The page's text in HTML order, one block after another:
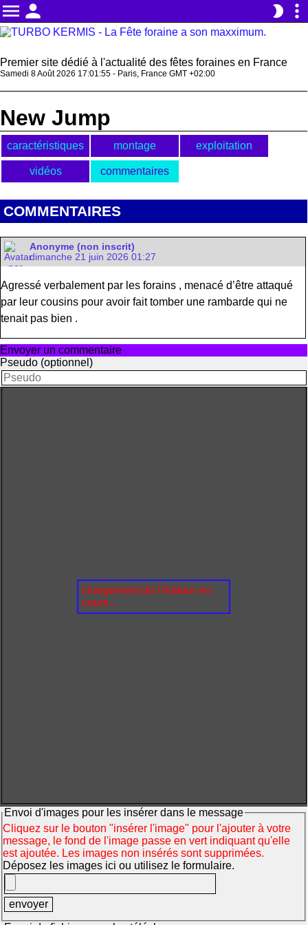
menu person brightness_2 more_vert
Premier site dédié à l'actualité des fêtes foraines en France
Samedi 8 Août 2026 17:01:55 - Paris, France GMT +02:00
New Jump
caractéristiques montage exploitation
vidéos commentaires
COMMENTAIRES
Anonyme (non inscrit)
dimanche 21 juin 2026 01:27
Agressé verbalement par les forains , menacé d’être attaqué
par leur cousins pour avoir fait tomber une rambarde qui ne
tenait pas bien .
Envoyer un commentaire
Pseudo (optionnel)
chargement de l'éditeur en
cours...
Envoi d'images pour les insérer dans le message
Cliquez sur le bouton "insérer l'image" pour l'ajouter à votre
message, le fond de l'image passe en vert indiquant qu'elle
est ajoutée. Les images non insérés sont supprimées.
Déposez les images ici ou utilisez le formulaire.